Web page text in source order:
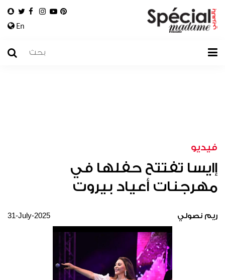
En
فيديو
إايسا تفتتح حفلها في
مهرجنات أعياد بيروت
ريم نصولي 31-July-2025